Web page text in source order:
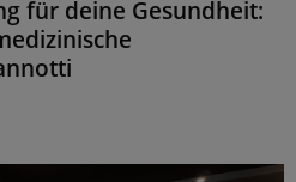
für deine Gesundheit: